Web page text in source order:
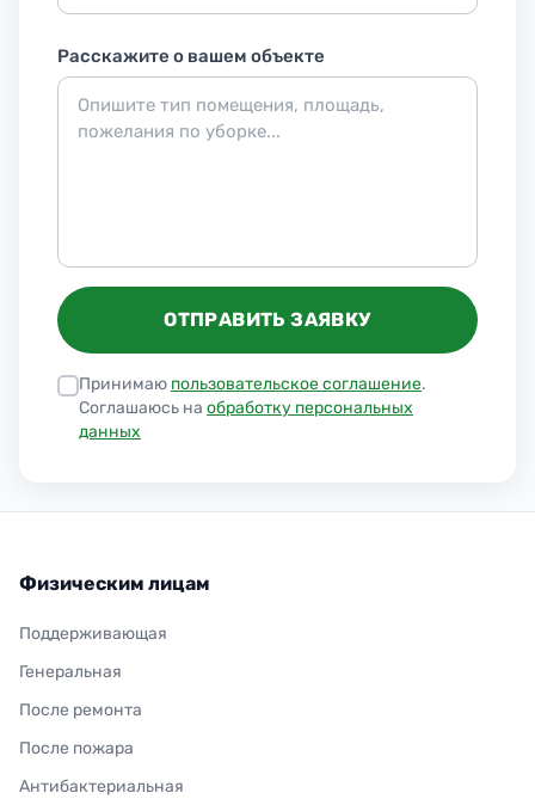
Расскажите о вашем объекте
ОТПРАВИТЬ ЗАЯВКУ
Принимаю пользовательское соглашение.
Соглашаюсь на обработку персональных
данных
Физическим лицам
Поддерживающая
Генеральная
После ремонта
После пожара
Антибактериальная